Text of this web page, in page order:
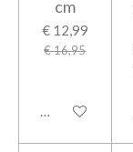
cm
€ 12,99
€ 16,95
In winkelwagen